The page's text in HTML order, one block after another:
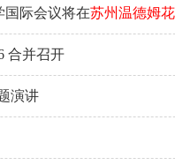
国际会议将在苏州温德姆
合并召开
演讲